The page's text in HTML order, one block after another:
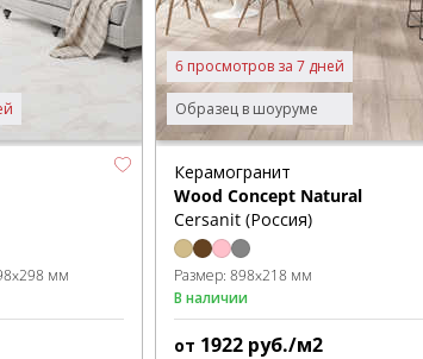
мм
Образец в шоуруме
6 просмотров за 7 дней
Керамогранит
Wood Concept Natural
Cersanit (Россия)
Размер: 898x218 мм
В наличии
от 1922 руб./м2